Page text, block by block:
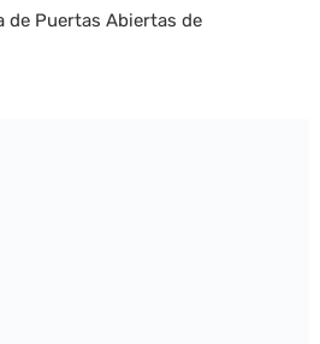
de Puertas Abiertas de